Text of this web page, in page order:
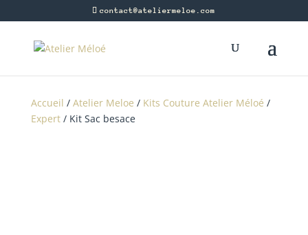
contact@ateliermeloe.com
Accueil / Atelier Meloe / Kits Couture Atelier Méloé /
Expert/ Kit Sac besace